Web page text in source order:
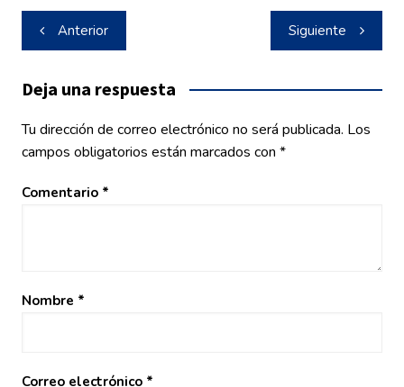
Navegación
de
entradas
Anterior Siguiente
Deja una respuesta
Tu dirección de correo electrónico no será publicada. Los
campos obligatorios están marcados con *
Comentario *
Nombre *
Correo electrónico *